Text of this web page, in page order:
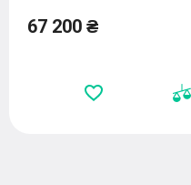
67 200 ₴